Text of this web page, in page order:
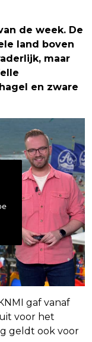
de week. De
land boven
maar
en zware
gaf vanaf
voor het
geldt ook voor